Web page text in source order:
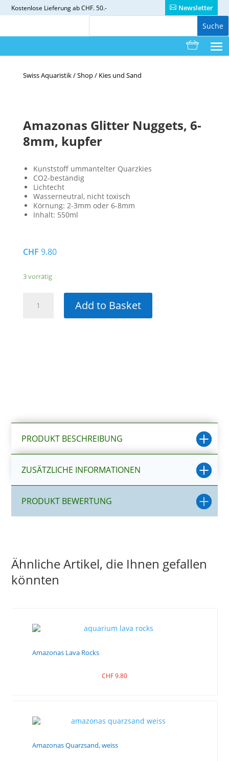
Kostenlose Lieferung ab CHF. 50.- Newsletter
Swiss Aquaristik/Shop/ Kies und Sand
Amazonas Glitter Nuggets, 6-
8mm, kupfer
Kunststoff ummantelter Quarzkies
CO2-beständig
Lichtecht
Wasserneutral, nicht toxisch
Körnung: 2-3mm oder 6-8mm
Inhalt: 550ml
CHF 9.80
3 vorrätig
Glitter
Add to Basket
PRODUKT BESCHREIBUNG
ZUSÄTZLICHE INFORMATIONEN
PRODUKT BEWERTUNG
Ähnliche Artikel, die Ihnen gefallen
könnten
Amazonas Lava Rocks
CHF9.80
Amazonas Quarzsand, weiss